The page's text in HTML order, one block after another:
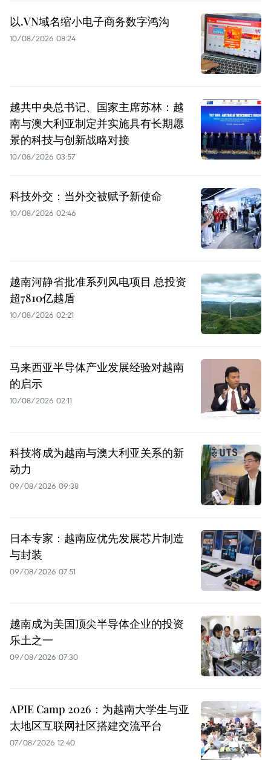
以.VN域名缩小电子商务数字鸿沟
10/08/2026 08:24
越共中央总书记、国家主席苏林：越
南与澳大利亚制定并实施具有长期愿
景的科技与创新战略对接
10/08/2026 03:57
科技外交：当外交被赋予新使命
10/08/2026 02:46
越南河静省批准系列风电项目 总投资
超7810亿越盾
10/08/2026 02:21
马来西亚半导体产业发展经验对越南
的启示
10/08/2026 02:11
科技将成为越南与澳大利亚关系的新
动力
09/08/2026 09:38
日本专家：越南应优先发展芯片制造
与封装
09/08/2026 07:51
越南成为美国顶尖半导体企业的投资
乐土之一
09/08/2026 07:30
APIE Camp 2026：为越南大学生与亚
太地区互联网社区搭建交流平台
07/08/2026 12:40